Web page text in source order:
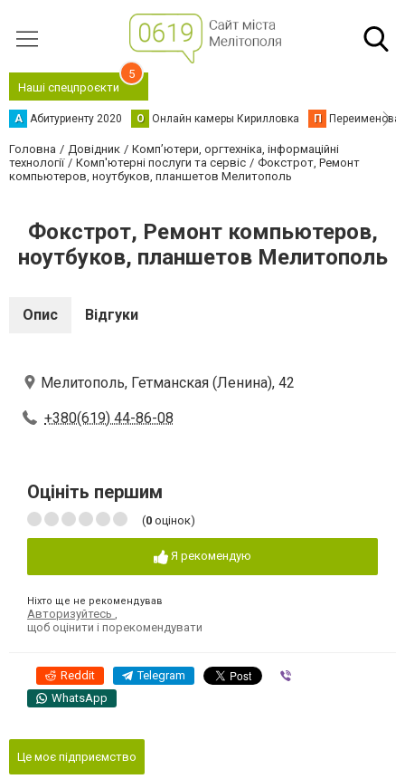
Наші спецпроєкти
5
А Абитуриенту 2020 О Онлайн камеры Кирилловка П
Головна Довідник
Комп’ютери, оргтехніка, інформаційні
технології
Комп'ютерні послуги та сервіс
Фокстрот, Ремонт
компьютеров, ноутбуков, планшетов Мелитополь
Фокстрот, Ремонт компьютеров,
ноутбуков, планшетов Мелитополь
Опис Відгуки
Мелитополь, Гетманская (Ленина), 42
+380(619) 44-86-08
Оцініть першим
(0 оцінок)
Я рекомендую
Ніхто ще не рекомендував
Авторизуйтесь
щоб оцінити і порекомендувати
Reddit Telegram
WhatsApp
Це моє підприємство